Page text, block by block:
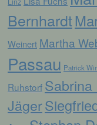
Bernhardt
Weinert Martha
Passau Patrick
Ruhstorf
Jäger
Profiling
darin
werden,
die sich
zu
bezüglich
Lage,
Interessen,